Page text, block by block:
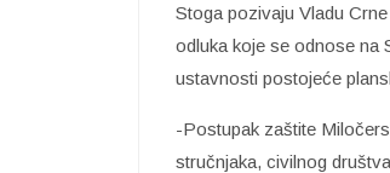
Stoga pozivaju Vladu
odluka koje se odnose na
ustavnosti postojeće
-Postupak zaštite
stručnjaka, civilnog